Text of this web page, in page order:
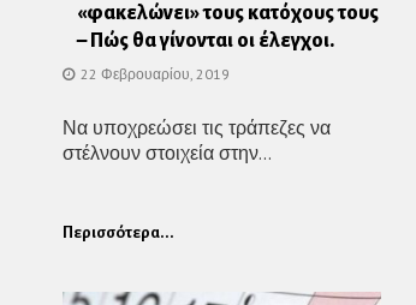
«φακελώνει» τους κατόχους τους
– Πώς θα γίνονται οι έλεγχοι.
22 Φεβρουαρίου, 2019
Να υποχρεώσει τις τράπεζες να
στέλνουν στοιχεία στην...
Περισσότερα...